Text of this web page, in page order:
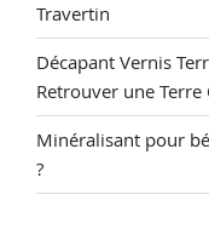
Travertin
Décapant Vernis
Retrouver une
Minéralisant pour
?